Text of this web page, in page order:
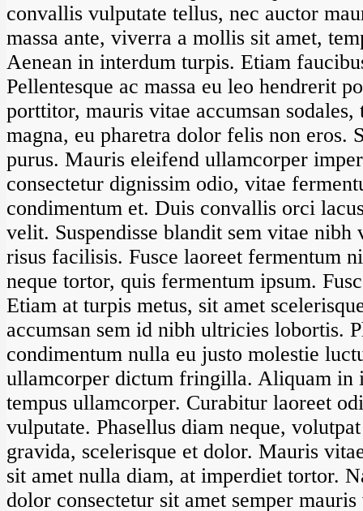
convallis vulputate tellus, nec auctor
massa ante, viverra a mollis sit amet,
Aenean in interdum turpis. Etiam
Pellentesque ac massa eu leo hendrerit
porttitor, mauris vitae accumsan
magna, eu pharetra dolor felis non eros.
purus. Mauris eleifend ullamcorper
consectetur dignissim odio, vitae
condimentum et. Duis convallis orci
velit. Suspendisse blandit sem vitae nibh
risus facilisis. Fusce laoreet fermentum
neque tortor, quis fermentum ipsum.
Etiam at turpis metus, sit amet
accumsan sem id nibh ultricies lobortis.
condimentum nulla eu justo molestie
ullamcorper dictum fringilla. Aliquam in
tempus ullamcorper. Curabitur laoreet
vulputate. Phasellus diam neque,
gravida, scelerisque et dolor. Mauris
sit amet nulla diam, at imperdiet tortor.
dolor consectetur sit amet semper mauris